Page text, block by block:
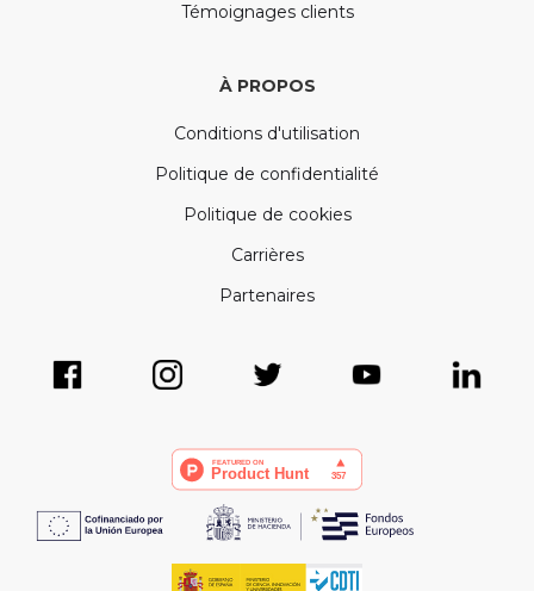
Témoignages clients
À PROPOS
Conditions d'utilisation
Politique de confidentialité
Politique de cookies
Carrières
Partenaires